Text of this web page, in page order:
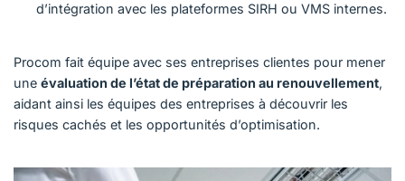
d’intégration avec les plateformes SIRH ou VMS internes.
Procom fait équipe avec ses entreprises clientes pour mener
une évaluation de l’état de préparation au renouvellement,
aidant ainsi les équipes des entreprises à découvrir les
risques cachés et les opportunités d’optimisation.